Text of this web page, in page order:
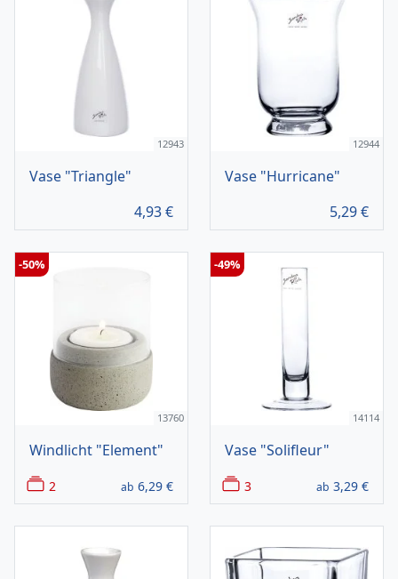
12943
Vase "Triangle"
4,93€
12944
Vase "Hurricane"
5,29€
13760
Windlicht "Element"
2 ab 6,29 €
-50%
14114
Vase "Solifleur"
3 ab 3,29 €
-49%